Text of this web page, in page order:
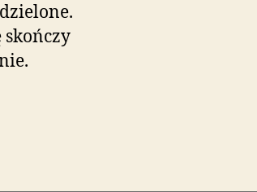
skończy